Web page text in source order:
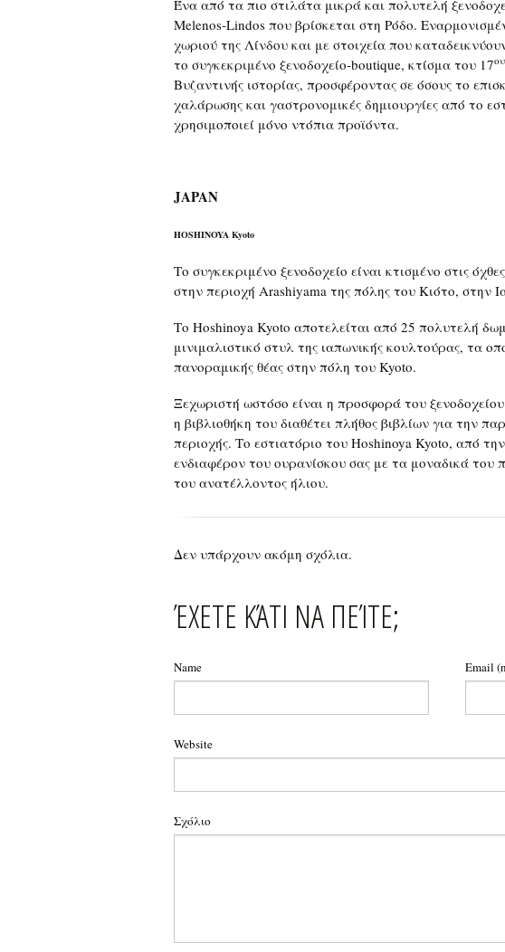
Ένα από τα πιο στιλάτα μικρά και πολυτελή
Melenos-Lindos που βρίσκεται στη Ρόδο.
χωριού της Λίνδου και με στοιχεία που
το συγκεκριμένο ξενοδοχείο-boutique, κτίσμα του 17ου
Βυζαντινής ιστορίας, προσφέροντας σε όσους το
χαλάρωσης και γαστρονομικές δημιουργίες από το
χρησιμοποιεί μόνο ντόπια προϊόντα.
JAPAN
HOSHINOYA Kyoto
Το συγκεκριμένο ξενοδοχείο είναι κτισμένο στις
στην περιοχή Arashiyama της πόλης του Κιότο, στην
Το Hoshinoya Kyoto αποτελείται από 25 πολυτελή
μινιμαλιστικό στυλ της ιαπωνικής κουλτούρας, τα
πανοραμικής θέας στην πόλη του Kyoto.
Ξεχωριστή ωστόσο είναι η προσφορά του
η βιβλιοθήκη του διαθέτει πλήθος βιβλίων για την
περιοχής. Το εστιατόριο του Hoshinoya Kyoto, από
ενδιαφέρον του ουρανίσκου σας με τα μοναδικά
του ανατέλλοντος ήλιου.
Δεν υπάρχουν ακόμη σχόλια.
ΈΧΕΤΕ ΚΆΤΙ ΝΑ ΠΕΊΤΕ;
Name Email
Website
Σχόλιο